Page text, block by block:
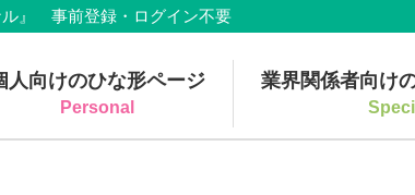
ル』 事前登録・ログイン不要
人向けのひな形ページ
Personal
業界関係者向け